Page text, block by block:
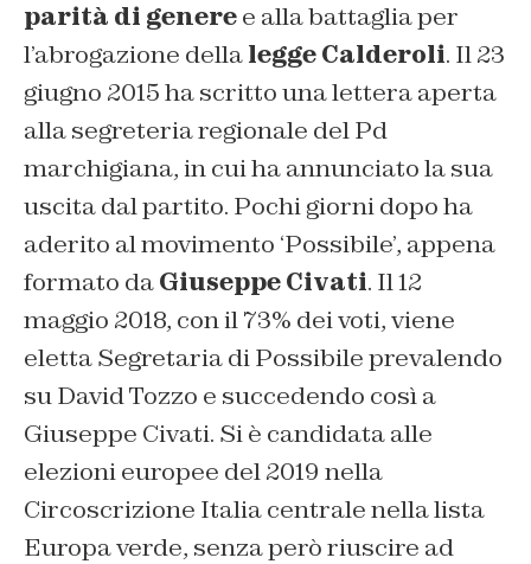
parità di generee alla battaglia per
l’abrogazione dellalegge Calderoli. Il 23
giugno 2015 ha scritto una lettera aperta
alla segreteria regionale del Pd
marchigiana, in cui ha annunciato la sua
uscita dal partito. Pochi giorni dopo ha
aderito al movimento ‘Possibile’, appena
formato daGiuseppe Civati. Il 12
maggio 2018, con il 73% dei voti, viene
eletta Segretaria di Possibile prevalendo
su David Tozzo e succedendo così a
Giuseppe Civati. Si è candidata alle
elezioni europee del 2019 nella
Circoscrizione Italia centrale nella lista
Europa verde, senza però riuscire ad